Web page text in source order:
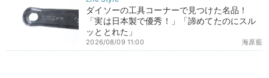
ダイソーの工具コーナーで見つけた名品！
「実は日本製で優秀！」「諦めてたのにスル
ッととれた」
海原藍
2026/08/09 11:00